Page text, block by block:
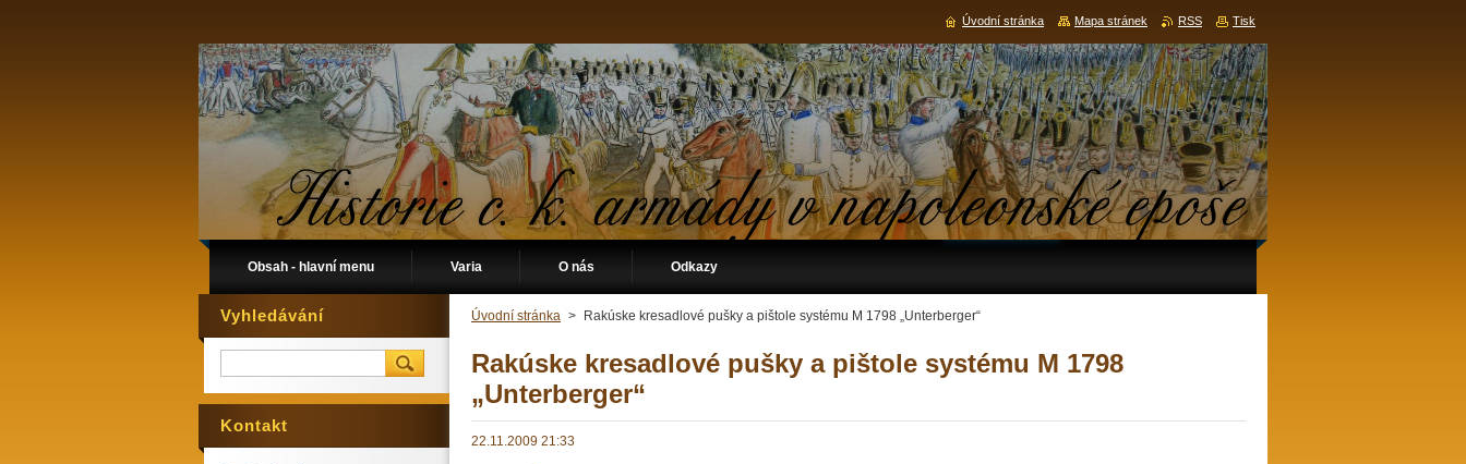
Obsah - hlavní menu Varia O nás Odkazy
Úvodní stránka > Rakúske kresadlové pušky a pištole systému M 1798 „Unterberger“
Rakúske kresadlové pušky a pištole systému M 1798
„Unterberger“
22.11.2009 21:33
Vyhledávání
Kontakt
Úvodní stránka Mapa stránek RSS Tisk